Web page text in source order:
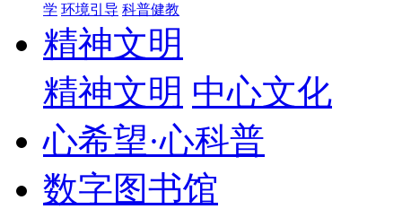
学 环境引导 科普健教
精神文明
精神文明 中心文化
心希望·心科普
数字图书馆